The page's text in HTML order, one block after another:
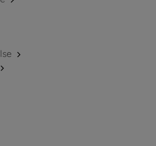
öppnas i nytt fönster.
till annan webbplats, öppnas i nytt